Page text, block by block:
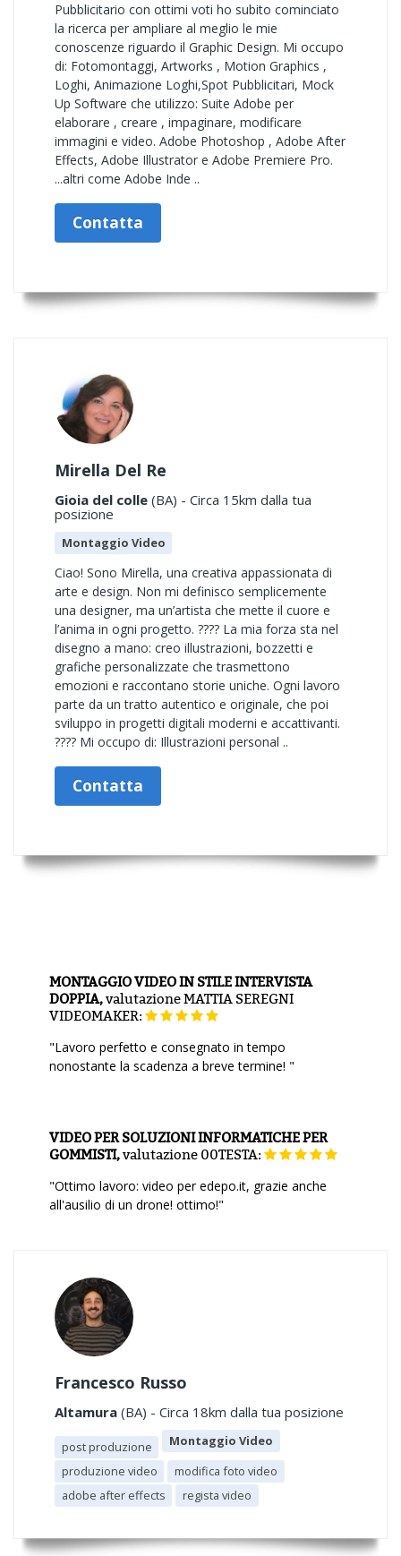
Pubblicitario con ottimi voti ho subito cominciato
la ricerca per ampliare al meglio le mie
conoscenze riguardo il Graphic Design. Mi occupo
di: Fotomontaggi, Artworks , Motion Graphics ,
Loghi, Animazione Loghi,Spot Pubblicitari, Mock
Up Software che utilizzo: Suite Adobe per
elaborare , creare , impaginare, modificare
immagini e video. Adobe Photoshop , Adobe After
Effects, Adobe Illustrator e Adobe Premiere Pro.
...altri come Adobe Inde ..
Contatta
Mirella Del Re
Gioia del colle (BA) - Circa 15km dalla tua
posizione
Montaggio Video
Ciao! Sono Mirella, una creativa appassionata di
arte e design. Non mi definisco semplicemente
una designer, ma un’artista che mette il cuore e
l’anima in ogni progetto. ???? La mia forza sta nel
disegno a mano: creo illustrazioni, bozzetti e
grafiche personalizzate che trasmettono
emozioni e raccontano storie uniche. Ogni lavoro
parte da un tratto autentico e originale, che poi
sviluppo in progetti digitali moderni e accattivanti.
???? Mi occupo di: Illustrazioni personal ..
Contatta
MONTAGGIO VIDEO IN STILE INTERVISTA
DOPPIA,valutazioneMATTIA SEREGNI
VIDEOMAKER:
"Lavoro perfetto e consegnato in tempo
nonostante la scadenza a breve termine! "
VIDEO PER SOLUZIONI INFORMATICHE PER
GOMMISTI,valutazione00TESTA:
"Ottimo lavoro: video per edepo.it, grazie anche
all'ausilio di un drone! ottimo!"
Francesco Russo
Altamura (BA) - Circa 18km dalla tua posizione
post produzione
Montaggio Video
produzione video
modifica foto video
adobe after effects
regista video